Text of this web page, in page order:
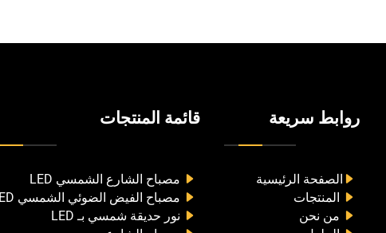
روابط سريعة
الصفحة الرئيسية
المنتجات
من نحن
قائمة المنتجات
مصباح الشارع الشمسي LED
مصباح الفيض الضوئي الشمسي LED
نور حديقة شمسي بـ LED